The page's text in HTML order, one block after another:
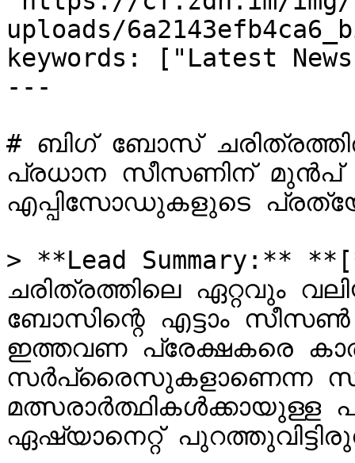
uploads/
keywords: ["Latest
---
# ബിഗ് ബോസ്
പ്രധാന സീസണിന് മുൻപ്
എപ്പിസോഡുകളുടെ
> **Lead Summary:**
ചരിത്രത്തിലെ ഏറ്റവും
ബോസിന്റെ എട്ടാം
ഇത്തവണ പ്രേക്ഷകരെ
സർപ്രൈസുകളാണെന്ന
ഏഷ്യാനെറ്റ്